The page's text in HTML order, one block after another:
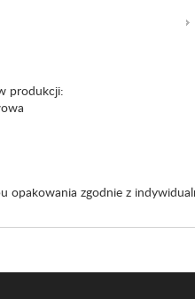
produkcji:
opakowania zgodnie z